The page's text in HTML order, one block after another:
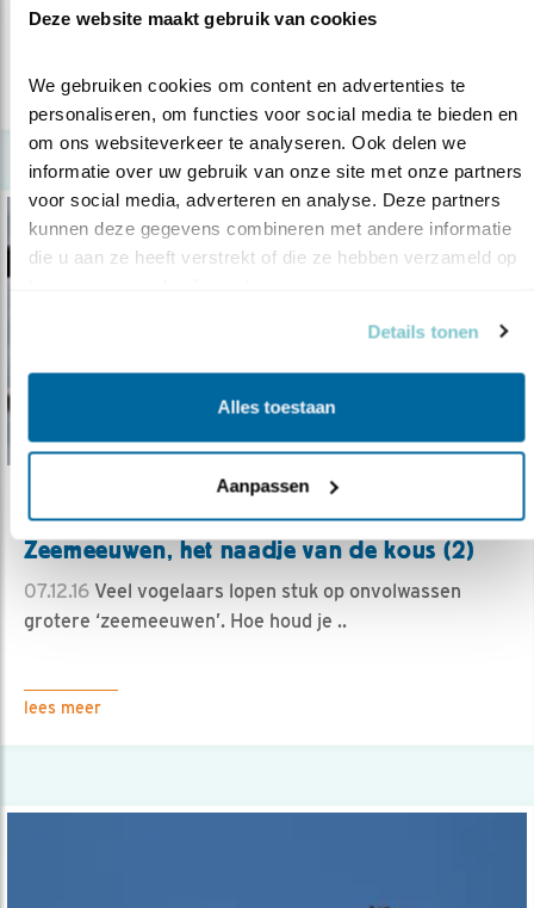
Deze website maakt gebruik van cookies
We gebruiken cookies om content en advertenties te
personaliseren, om functies voor social media te bieden en
om ons websiteverkeer te analyseren. Ook delen we
informatie over uw gebruik van onze site met onze partners
voor social media, adverteren en analyse. Deze partners
kunnen deze gegevens combineren met andere informatie
die u aan ze heeft verstrekt of die ze hebben verzameld op
Details tonen
Alles toestaan
Aanpassen
lees meer
Zeemeeuwen, het naadje van de kous (2)
07.12.16 Veel vogelaars lopen stuk op onvolwassen
grotere ‘zeemeeuwen’. Hoe houd je ..
lees meer